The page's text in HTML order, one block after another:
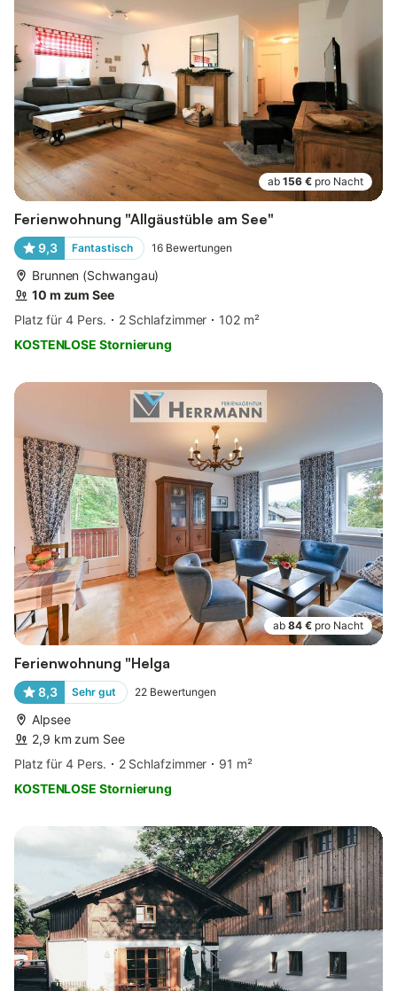
ab 156 € pro Nacht
Ferienwohnung "Allgäustüble am See"
9,3 Fantastisch 16 Bewertungen
Brunnen (Schwangau)
10 m zum See
Platz für 4 Pers.
2 Schlafzimmer
102 m²
KOSTENLOSE Stornierung
ab 84 € pro Nacht
Ferienwohnung "Helga
8,3 Sehr gut 22 Bewertungen
Alpsee
2,9 km zum See
Platz für 4 Pers.
2 Schlafzimmer
91 m²
KOSTENLOSE Stornierung